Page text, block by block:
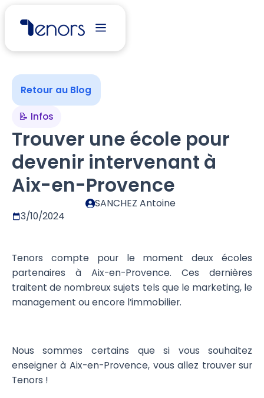
Retour au Blog
📝 Infos
Trouver une école pour
devenir intervenant à
Aix-en-Provence
SANCHEZ Antoine
3/10/2024
Tenors compte pour le moment deux écoles
partenaires à Aix-en-Provence. Ces dernières
traitent de nombreux sujets tels que le marketing, le
management ou encore l’immobilier.
Nous sommes certains que si vous souhaitez
enseigner à Aix-en-Provence, vous allez trouver sur
Tenors !